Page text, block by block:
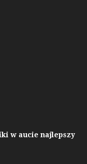
w aucie najlepszy